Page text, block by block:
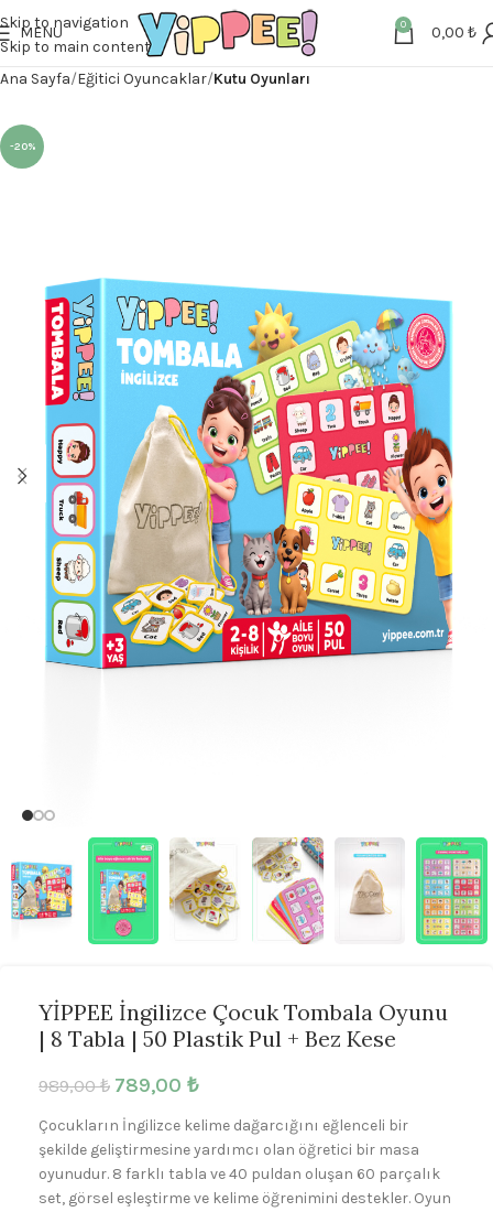
Skip to navigation
Skip to main content
MENU 0 0,00 ₺
Ana Sayfa Eğitici Oyuncaklar Kutu Oyunları
-20%
YİPPEE İngilizce Çocuk Tombala Oyunu
| 8 Tabla | 50 Plastik Pul + Bez Kese
989,00₺ 789,00 ₺
Çocukların İngilizce kelime dağarcığını eğlenceli bir
şekilde geliştirmesine yardımcı olan öğretici bir masa
oyunudur. 8 farklı tabla ve 40 puldan oluşan 60 parçalık
set, görsel eşleştirme ve kelime öğrenimini destekler. Oyun